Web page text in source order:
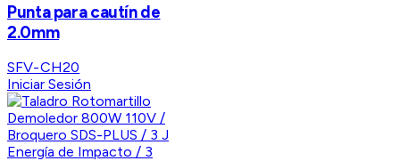
Punta para cautín de
2.0mm
SFV-CH20
Iniciar Sesión